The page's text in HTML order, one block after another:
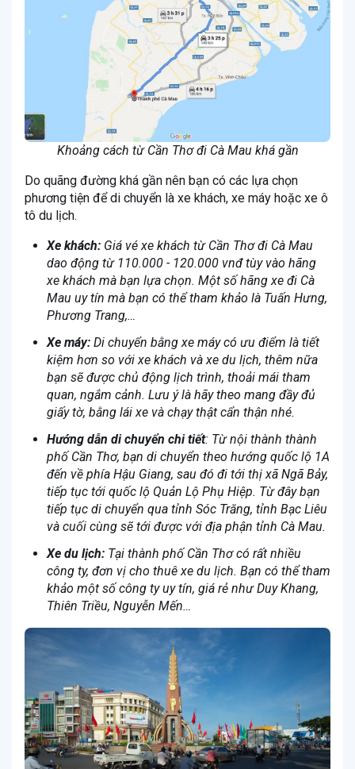
Khoảng cách từ Cần Thơ đi Cà Mau khá gần
Do quãng đường khá gần nên bạn có các lựa chọn
phương tiện để di chuyển là xe khách, xe máy hoặc xe ô
tô du lịch.
Xe khách: Giá vé xe khách từ Cần Thơ đi Cà Mau
dao động từ 110.000 - 120.000 vnđ tùy vào hãng
xe khách mà bạn lựa chọn. Một số hãng xe đi Cà
Mau uy tín mà bạn có thể tham khảo là Tuấn Hưng,
Phương Trang,…
Xe máy: Di chuyển bằng xe máy có ưu điểm là tiết
kiệm hơn so với xe khách và xe du lịch, thêm nữa
bạn sẽ được chủ động lịch trình, thoải mái tham
quan, ngắm cảnh. Lưu ý là hãy theo mang đầy đủ
giấy tờ, bằng lái xe và chạy thật cẩn thận nhé.
Hướng dẫn di chuyển chi tiết: Từ nội thành thành
phố Cần Thơ, bạn di chuyển theo hướng quốc lộ 1A
đến về phía Hậu Giang, sau đó đi tới thị xã Ngã Bảy,
tiếp tục tới quốc lộ Quản Lộ Phụ Hiệp. Từ đây bạn
tiếp tục di chuyển qua tỉnh Sóc Trăng, tỉnh Bạc Liêu
và cuối cùng sẽ tới được với địa phận tỉnh Cà Mau.
Xe du lịch: Tại thành phố Cần Thơ có rất nhiều
công ty, đơn vị cho thuê xe du lịch. Bạn có thể tham
khảo một số công ty uy tín, giá rẻ như Duy Khang,
Thiên Triều, Nguyễn Mến…